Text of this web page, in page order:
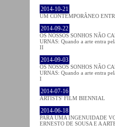
2014-10-21
UM CONTEMPORÂNEO
2014-09-22
OS NOSSOS SONHOS NÃO
URNAS: Quando a arte entra
II
2014-09-03
OS NOSSOS SONHOS NÃO
URNAS: Quando a arte entra
I
2014-07-16
ARTISTS' FILM BIENNIAL
2014-06-18
PARA UMA INGENUIDADE
ERNESTO DE SOUSA E A